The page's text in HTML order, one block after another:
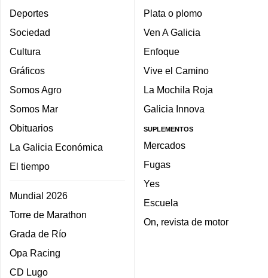
Deportes
Sociedad
Cultura
Gráficos
Somos Agro
Somos Mar
Obituarios
La Galicia Económica
El tiempo
Mundial 2026
Torre de Marathon
Grada de Río
Opa Racing
CD Lugo
Plata o plomo
Ven A Galicia
Enfoque
Vive el Camino
La Mochila Roja
Galicia Innova
SUPLEMENTOS
Mercados
Fugas
Yes
Escuela
On, revista de motor